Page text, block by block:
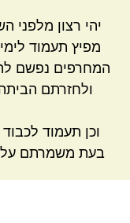
יהי רצון
מפיץ תעמוד
המחרפים נפשם
ולחזרתם
וכן תעמוד
בעת משמרתם על